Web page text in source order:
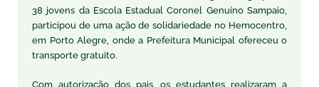
38 jovens da Escola Estadual Coronel Genuíno Sampaio,
participou de uma ação de solidariedade no Hemocentro,
em Porto Alegre, onde a Prefeitura Municipal ofereceu o
transporte gratuito.
Com autorização dos pais, os estudantes realizaram a